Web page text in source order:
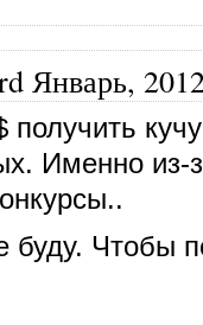
Январь,
получить кучу
Именно из-
буду. Чтобы